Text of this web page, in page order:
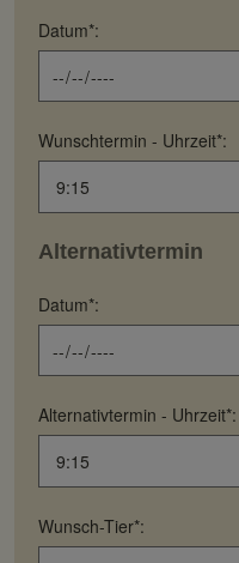
Datum*:
Wunschtermin - Uhrzeit*:
Alternativtermin
Datum*:
Alternativtermin - Uhrzeit*:
Wunsch-Tier*: